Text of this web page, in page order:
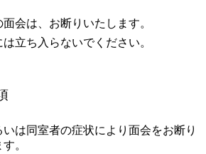
会は、お断りいたします。
立ち入らないでください。
は同室者の症状により面会をお断り
。